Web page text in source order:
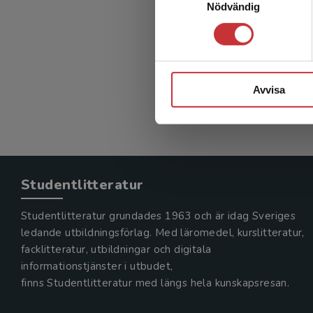
Nödvändig
Avvisa
Våld
374 kr
Exkl.
Studentlitteratur
Studentlitteratur grundades 1963 och är idag Sveriges
ledande utbildningsförlag. Med läromedel, kurslitteratur,
facklitteratur, utbildningar och digitala
informationstjänster i utbudet,
finns Studentlitteratur med längs hela kunskapsresan.